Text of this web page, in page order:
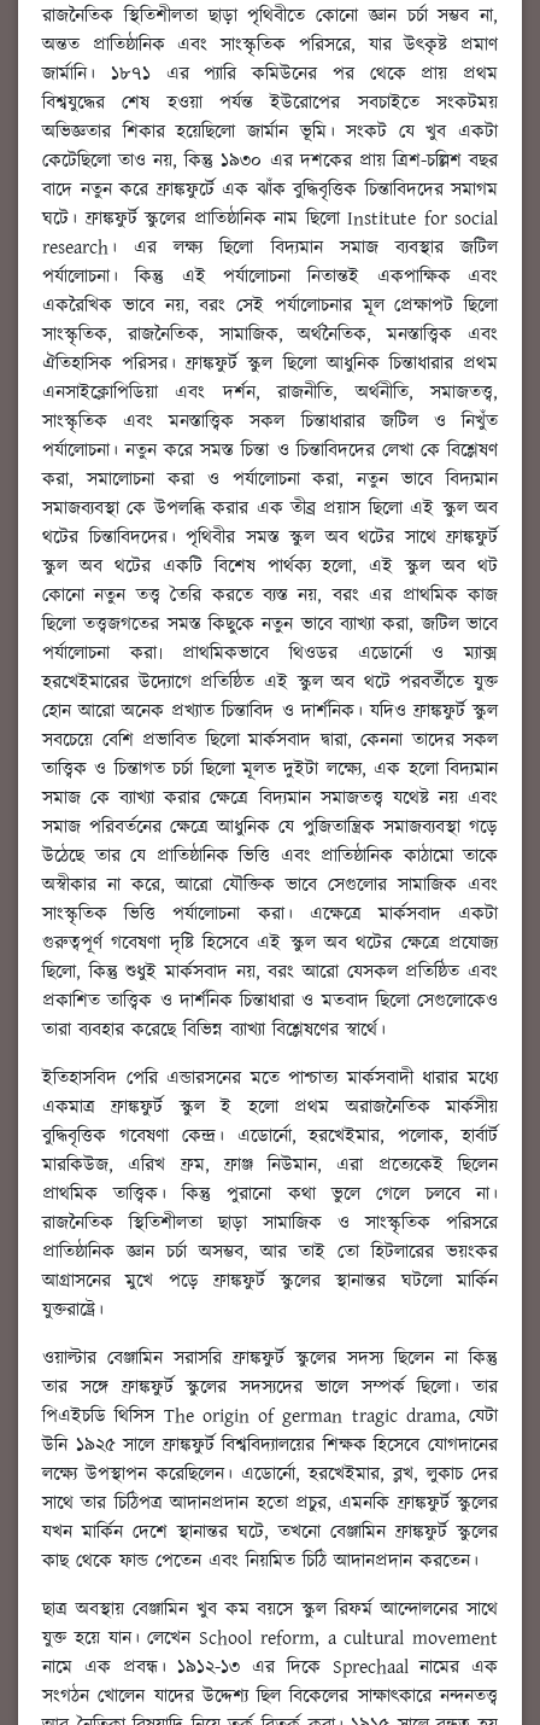
রাজনৈতিক স্থিতিশীলতা ছাড়া পৃথিবীতে কোনো জ্ঞান চর্চা সম্ভব না,
অন্তত প্রাতিষ্ঠানিক এবং সাংস্কৃতিক পরিসরে, যার উৎকৃষ্ট প্রমাণ
জার্মানি। ১৮৭১ এর প্যারি কমিউনের পর থেকে প্রায় প্রথম
বিশ্বযুদ্ধের শেষ হওয়া পর্যন্ত ইউরোপের সবচাইতে সংকটময়
অভিজ্ঞতার শিকার হয়েছিলো জার্মান ভূমি। সংকট যে খুব একটা
কেটেছিলো তাও নয়, কিন্তু ১৯৩০ এর দশকের প্রায় ত্রিশ-চল্লিশ বছর
বাদে নতুন করে ফ্রাঙ্কফুর্টে এক ঝাঁক বুদ্ধিবৃত্তিক চিন্তাবিদদের সমাগম
ঘটে। ফ্রাঙ্কফুর্ট স্কুলের প্রাতিষ্ঠানিক নাম ছিলো Institute for social
research। এর লক্ষ্য ছিলো বিদ্যমান সমাজ ব্যবস্থার জটিল
পর্যালোচনা। কিন্তু এই পর্যালোচনা নিতান্তই একপাক্ষিক এবং
একরৈখিক ভাবে নয়, বরং সেই পর্যালোচনার মূল প্রেক্ষাপট ছিলো
সাংস্কৃতিক, রাজনৈতিক, সামাজিক, অর্থনৈতিক, মনস্তাত্ত্বিক এবং
ঐতিহাসিক পরিসর। ফ্রাঙ্কফুর্ট স্কুল ছিলো আধুনিক চিন্তাধারার প্রথম
এনসাইক্লোপিডিয়া এবং দর্শন, রাজনীতি, অর্থনীতি, সমাজতত্ত্ব,
সাংস্কৃতিক এবং মনস্তাত্ত্বিক সকল চিন্তাধারার জটিল ও নিখুঁত
পর্যালোচনা। নতুন করে সমস্ত চিন্তা ও চিন্তাবিদদের লেখা কে বিশ্লেষণ
করা, সমালোচনা করা ও পর্যালোচনা করা, নতুন ভাবে বিদ্যমান
সমাজব্যবস্থা কে উপলব্ধি করার এক তীব্র প্রয়াস ছিলো এই স্কুল অব
থটের চিন্তাবিদদের। পৃথিবীর সমস্ত স্কুল অব থটের সাথে ফ্রাঙ্কফুর্ট
স্কুল অব থটের একটি বিশেষ পার্থক্য হলো, এই স্কুল অব থট
কোনো নতুন তত্ত্ব তৈরি করতে ব্যস্ত নয়, বরং এর প্রাথমিক কাজ
ছিলো তত্ত্বজগতের সমস্ত কিছুকে নতুন ভাবে ব্যাখ্যা করা, জটিল ভাবে
পর্যালোচনা করা৷ প্রাথমিকভাবে থিওডর এডোর্নো ও ম্যাক্স
হরখেইমারের উদ্যোগে প্রতিষ্ঠিত এই স্কুল অব থটে পরবর্তীতে যুক্ত
হোন আরো অনেক প্রখ্যাত চিন্তাবিদ ও দার্শনিক। যদিও ফ্রাঙ্কফুর্ট স্কুল
সবচেয়ে বেশি প্রভাবিত ছিলো মার্কসবাদ দ্বারা, কেননা তাদের সকল
তাত্ত্বিক ও চিন্তাগত চর্চা ছিলো মূলত দুইটা লক্ষ্যে, এক হলো বিদ্যমান
সমাজ কে ব্যাখ্যা করার ক্ষেত্রে বিদ্যমান সমাজতত্ত্ব যথেষ্ট নয় এবং
সমাজ পরিবর্তনের ক্ষেত্রে আধুনিক যে পুজিতান্ত্রিক সমাজব্যবস্থা গড়ে
উঠেছে তার যে প্রাতিষ্ঠানিক ভিত্তি এবং প্রাতিষ্ঠানিক কাঠামো তাকে
অস্বীকার না করে, আরো যৌক্তিক ভাবে সেগুলোর সামাজিক এবং
সাংস্কৃতিক ভিত্তি পর্যালোচনা করা। এক্ষেত্রে মার্কসবাদ একটা
গুরুত্বপূর্ণ গবেষণা দৃষ্টি হিসেবে এই স্কুল অব থটের ক্ষেত্রে প্রযোজ্য
ছিলো, কিন্তু শুধুই মার্কসবাদ নয়, বরং আরো যেসকল প্রতিষ্ঠিত এবং
প্রকাশিত তাত্ত্বিক ও দার্শনিক চিন্তাধারা ও মতবাদ ছিলো সেগুলোকেও
তারা ব্যবহার করেছে বিভিন্ন ব্যাখ্যা বিশ্লেষণের স্বার্থে।
ইতিহাসবিদ পেরি এন্ডারসনের মতে পাশ্চাত্য মার্কসবাদী ধারার মধ্যে
একমাত্র ফ্রাঙ্কফুর্ট স্কুল ই হলো প্রথম অরাজনৈতিক মার্কসীয়
বুদ্ধিবৃত্তিক গবেষণা কেন্দ্র। এডোর্নো, হরখেইমার, পলোক, হার্বার্ট
মারকিউজ, এরিখ ফ্রম, ফ্রাঞ্জ নিউমান, এরা প্রত্যেকেই ছিলেন
প্রাথমিক তাত্ত্বিক। কিন্তু পুরানো কথা ভুলে গেলে চলবে না।
রাজনৈতিক স্থিতিশীলতা ছাড়া সামাজিক ও সাংস্কৃতিক পরিসরে
প্রাতিষ্ঠানিক জ্ঞান চর্চা অসম্ভব, আর তাই তো হিটলারের ভয়ংকর
আগ্রাসনের মুখে পড়ে ফ্রাঙ্কফুর্ট স্কুলের স্থানান্তর ঘটলো মার্কিন
যুক্তরাষ্ট্রে।
ওয়াল্টার বেঞ্জামিন সরাসরি ফ্রাঙ্কফুর্ট স্কুলের সদস্য ছিলেন না কিন্তু
তার সঙ্গে ফ্রাঙ্কফুর্ট স্কুলের সদস্যদের ভালে সম্পর্ক ছিলো। তার
পিএইচডি থিসিস The origin of german tragic drama, যেটা
উনি ১৯২৫ সালে ফ্রাঙ্কফুর্ট বিশ্ববিদ্যালয়ের শিক্ষক হিসেবে যোগদানের
লক্ষ্যে উপস্থাপন করেছিলেন। এডোর্নো, হরখেইমার, ব্লখ, লুকাচ দের
সাথে তার চিঠিপত্র আদানপ্রদান হতো প্রচুর, এমনকি ফ্রাঙ্কফুর্ট স্কুলের
যখন মার্কিন দেশে স্থানান্তর ঘটে, তখনো বেঞ্জামিন ফ্রাঙ্কফুর্ট স্কুলের
কাছ থেকে ফান্ড পেতেন এবং নিয়মিত চিঠি আদানপ্রদান করতেন।
ছাত্র অবস্থায় বেঞ্জামিন খুব কম বয়সে স্কুল রিফর্ম আন্দোলনের সাথে
যুক্ত হয়ে যান। লেখেন School reform, a cultural movement
নামে এক প্রবন্ধ। ১৯১২-১৩ এর দিকে Sprechaal নামের এক
সংগঠন খোলেন যাদের উদ্দেশ্য ছিল বিকেলের সাক্ষাৎকারে নন্দনতত্ত্ব